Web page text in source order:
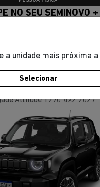
a unidade mais próxima a
Selecionar